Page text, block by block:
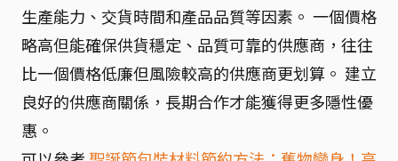
生產能力、交貨時間和產品品質等因素。 一個價格
略高但能確保供貨穩定、品質可靠的供應商，往往
比一個價格低廉但風險較高的供應商更划算。 建立
良好的供應商關係，長期合作才能獲得更多隱性優
惠。